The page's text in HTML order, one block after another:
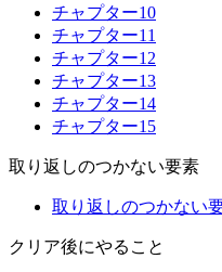
チャプター10
チャプター11
チャプター12
チャプター13
チャプター14
チャプター15
取り返しのつかない要素
取り返しのつかない
クリア後にやること